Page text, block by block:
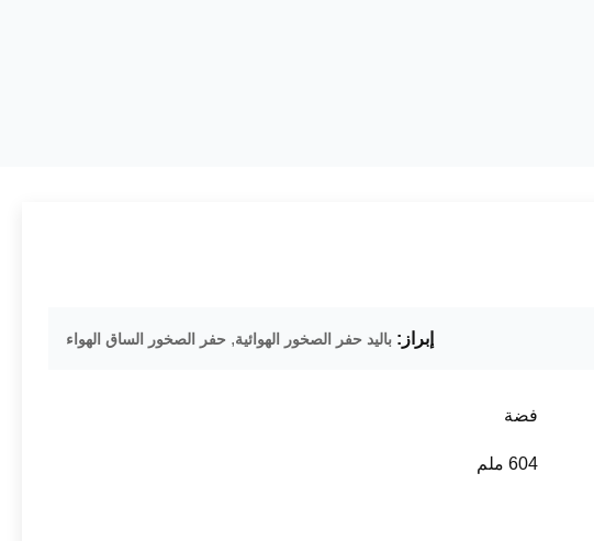
إبراز: باليد حفر الصخور الهوائية, حفر الصخور الساق الهواء
فضة
604 ملم